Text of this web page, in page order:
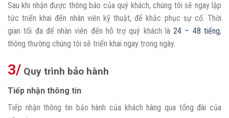
Sau khi nhận được thông báo của quý khách, chúng tôi sẽ ngay lập
tức triển khai đến nhân viên kỹ thuật, để khắc phục sự cố. Thời
gian tối đa để nhân viên đến hỗ trợ quý khách là24 – 48 tiếng,
thông thường chúng tôi sẽ triển khai ngay trong ngày.
3/ Quy trình bảo hành
Tiếp nhận thông tin
Tiếp nhận thông tin bảo hành của khách hàng qua tổng đài của